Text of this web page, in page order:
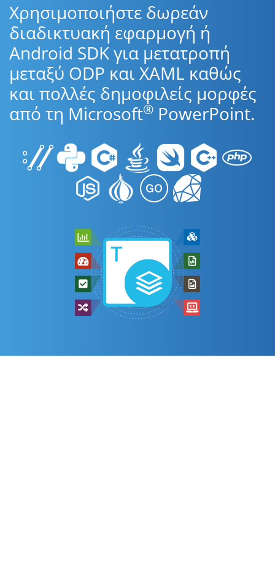
Χρησιμοποιήστε δωρεάν
διαδικτυακή εφαρμογή ή
Android SDK για μετατροπή
μεταξύ ODP και XAML καθώς
και πολλές δημοφιλείς μορφές
από τη Microsoft® PowerPoint.